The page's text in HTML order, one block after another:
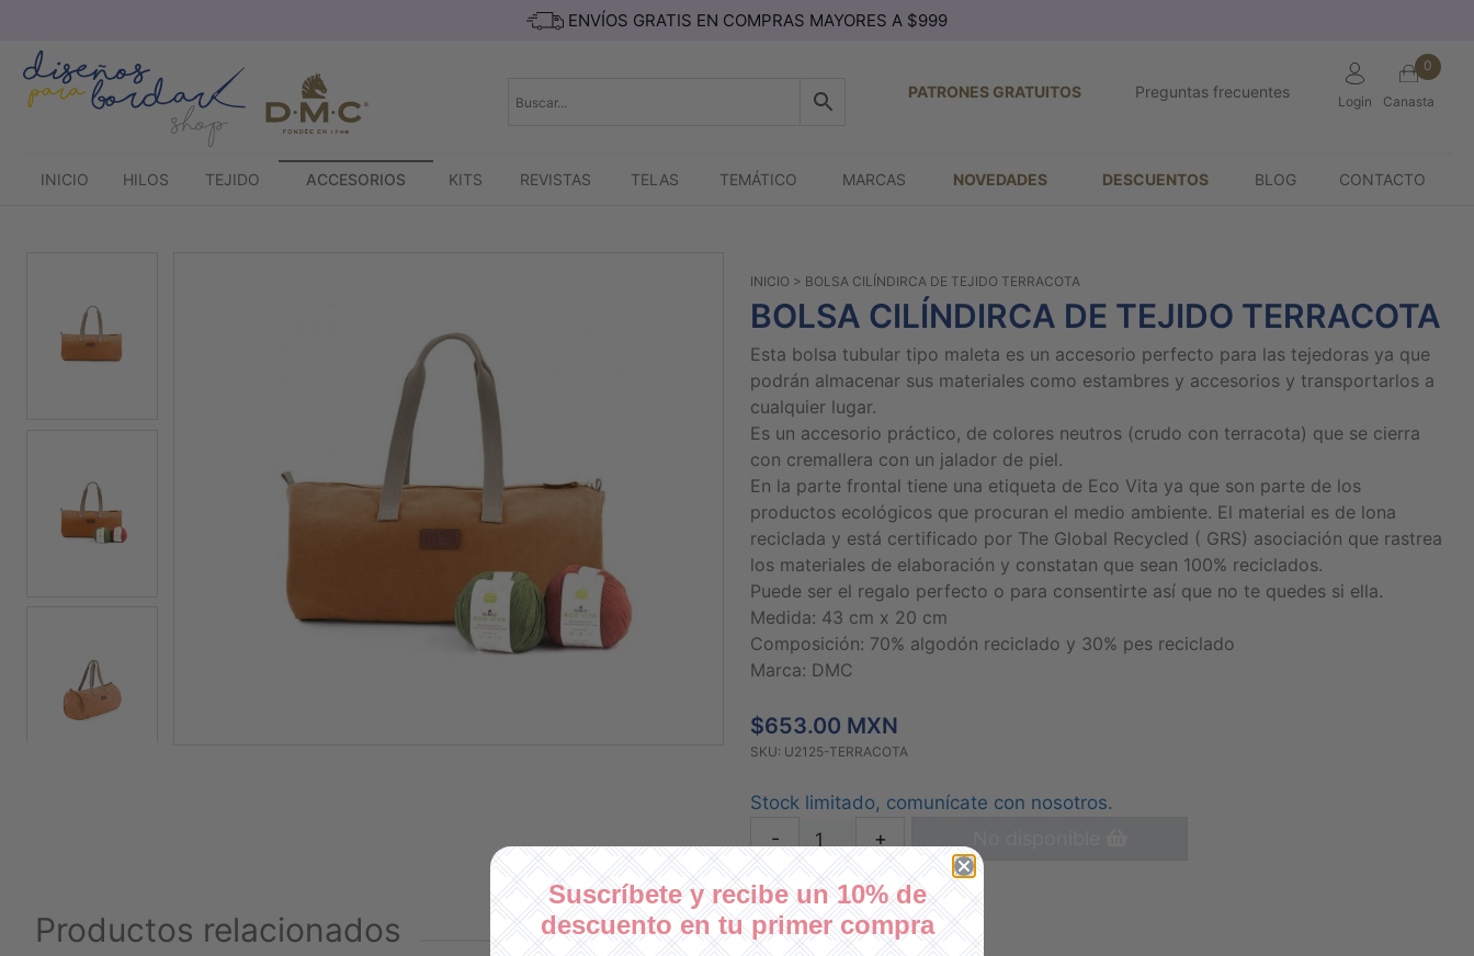
contenido
ENVÍOS GRATIS EN COMPRAS MAYORES A $999
PATRONES GRATUITOS Preguntas frecuentes
Login
0
Canasta
INICIO HILOS TEJIDO ACCESORIOS KITS REVISTAS TELAS TEMÁTICO MARCAS NOVEDADES DESCUENTOS BLOG CONTACTO
INICIO > BOLSA CILÍNDIRCA DE TEJIDO TERRACOTA
BOLSA CILÍNDIRCA DE TEJIDO TERRACOTA
Esta bolsa tubular tipo maleta es un accesorio perfecto para las tejedoras ya que
podrán almacenar sus materiales como estambres y accesorios y transportarlos a
cualquier lugar.
Es un accesorio práctico, de colores neutros (crudo con terracota) que se cierra
con cremallera con un jalador de piel.
En la parte frontal tiene una etiqueta de Eco Vita ya que son parte de los
productos ecológicos que procuran el medio ambiente. El material es de lona
reciclada y está certificado por The Global Recycled ( GRS) asociación que rastrea
los materiales de elaboración y constatan que sean 100% reciclados.
Puede ser el regalo perfecto o para consentirte así que no te quedes si ella.
Medida: 43 cm x 20 cm
Composición: 70% algodón reciclado y 30% pes reciclado
Marca: DMC
$653.00 MXN
SKU: U2125-TERRACOTA
Stock limitado, comunícate con nosotros.
- +
Productos relacionados
Suscríbete y recibe un 10% de
descuento en tu primer compra